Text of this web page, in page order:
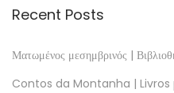
n
e
Recent Posts
Ματωμένος μεσημβρινός |
Contos da Montanha |